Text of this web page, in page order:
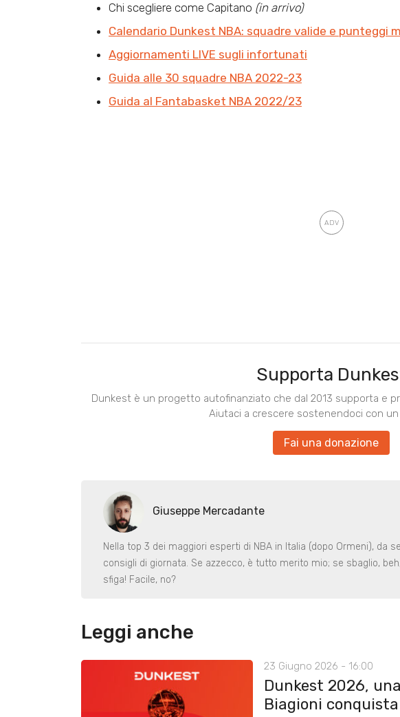
Chi scegliere come Capitano (in arrivo)
Calendario Dunkest NBA: squadre valide e punteggi
Aggiornamenti LIVE sugli infortunati
Guida alle 30 squadre NBA 2022-23
Guida al Fantabasket NBA 2022/23
Supporta
Dunkest è un progetto autofinanziato che dal 2013 supporta e
Aiutaci a crescere sostenendoci con
Fai una donazione
Giuseppe Mercadante
Nella top 3 dei maggiori esperti di NBA in Italia (dopo Ormeni), da
consigli di giornata. Se azzecco, è tutto merito mio; se sbaglio,
sfiga! Facile, no?
Leggi anche
23 Giugno 2026 - 16:00
Dunkest 2026,
Biagioni